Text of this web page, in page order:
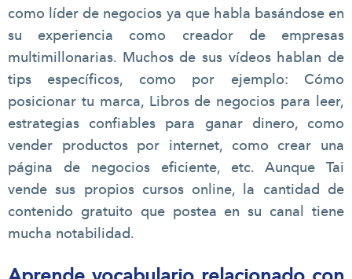
como líder de negocios ya que habla basándose en
su experiencia como creador de empresas
multimillonarias. Muchos de sus vídeos hablan de
tips específicos, como por ejemplo: Cómo
posicionar tu marca, Libros de negocios para leer,
estrategias confiables para ganar dinero, como
vender productos por internet, como crear una
página de negocios eficiente, etc. Aunque Tai
vende sus propios cursos online, la cantidad de
contenido gratuito que postea en su canal tiene
mucha notabilidad.